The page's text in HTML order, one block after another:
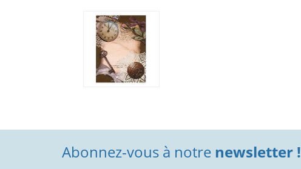
Abonnez-vous à notre newsletter !